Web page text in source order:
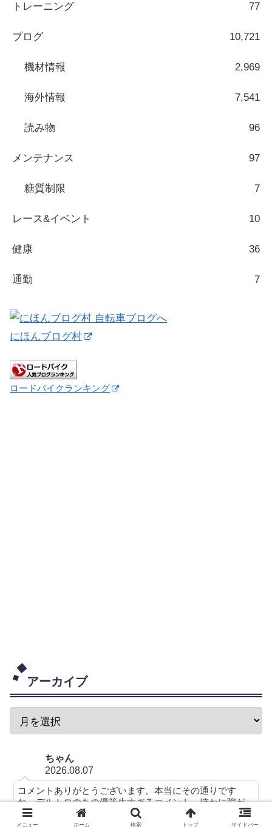
トレーニング 77
ブログ 10,721
機材情報 2,969
海外情報 7,541
読み物 96
メンテナンス 97
糖質制限 7
レース&イベント 10
健康 36
通勤 7
にほんブログ村
ロードバイクランキング
アーカイブ
ちゃん
2026.08.07
コメントありがとうございます。本当にその通りです
ね。デルトロのあの優等生すぎるコメント、確かに隙が
なさすぎ。なんというか、昔の同じチーム内でも口もき
かないといったようなバチバチの争いがあってもいいよ
メニュー ホーム 検索 トップ サイドバー